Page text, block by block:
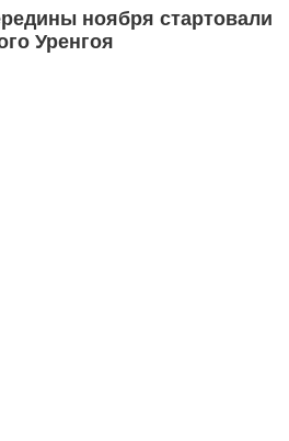
ноября стартовали
Уренгоя